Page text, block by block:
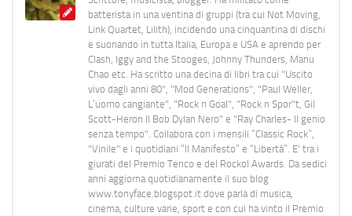
batterista in una ventina di gruppi (tra cui Not Moving,
Link Quartet, Lilith), incidendo una cinquantina di dischi
e suonando in tutta Italia, Europa e USA e aprendo per
Clash, Iggy and the Stooges, Johnny Thunders, Manu
Chao etc. Ha scritto una decina di libri tra cui "Uscito
vivo dagli anni 80", "Mod Generations", "Paul Weller,
L’uomo cangiante", "Rock n Goal", "Rock n Spor"t, Gil
Scott-Heron Il Bob Dylan Nero" e "Ray Charles- Il genio
senza tempo". Collabora con i mensili “Classic Rock”,
"Vinile" e i quotidiani “Il Manifesto” e “Libertà”. E' tra i
giurati del Premio Tenco e del Rockol Awards. Da sedici
anni aggiorna quotidianamente il suo blog
www.tonyface.blogspot.it dove parla di musica,
cinema, culture varie, sport e con cui ha vinto il Premio